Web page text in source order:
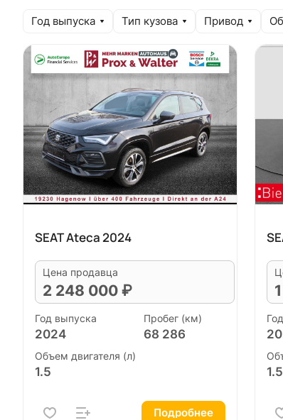
Год выпуска Тип кузова Привод
SEAT Ateca 2024
Цена продавца
2 248 000 ₽
Год выпуска
2024
Пробег (км)
68 286
Объем двигателя (л)
1.5
Подробнее
1.5